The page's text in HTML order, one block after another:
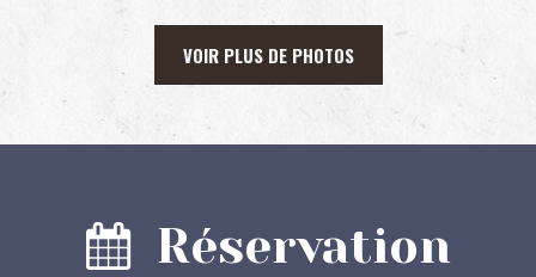
VOIR PLUS DE PHOTOS
Réservation